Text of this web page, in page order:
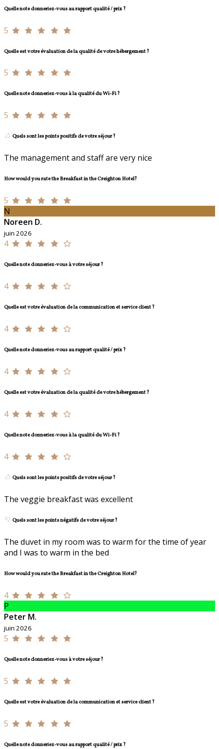
Quelle note donneriez-vous au rapport qualité / prix ?
5
Quelle est votre évaluation de la qualité de votre hébergement ?
5
Quelle note donneriez-vous à la qualité du Wi-Fi ?
5
Quels sont les points positifs de votre séjour ?
The management and staff are very nice
How would you rate the Breakfast in the Creighton Hotel?
5
N
Noreen D.
juin 2026
4
Quelle note donneriez-vous à votre séjour ?
4
Quelle est votre évaluation de la communication et service client ?
4
Quelle note donneriez-vous au rapport qualité / prix ?
4
Quelle est votre évaluation de la qualité de votre hébergement ?
4
Quelle note donneriez-vous à la qualité du Wi-Fi ?
4
Quels sont les points positifs de votre séjour ?
The veggie breakfast was excellent
Quels sont les points négatifs de votre séjour ?
The duvet in my room was to warm for the time of year
and I was to warm in the bed
How would you rate the Breakfast in the Creighton Hotel?
4
P
Peter M.
juin 2026
5
Quelle note donneriez-vous à votre séjour ?
5
Quelle est votre évaluation de la communication et service client ?
5
Quelle note donneriez-vous au rapport qualité / prix ?